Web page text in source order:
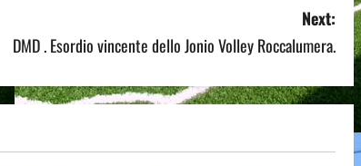
Next:
DMD . Esordio vincente dello Jonio Volley Roccalumera.